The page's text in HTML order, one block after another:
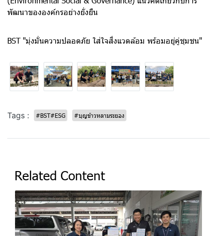
พัฒนาขององค์กรอย่างยั่งยืน
BST "มุ่งมั่นความปลอดภัย ใส่ใจสิ่งแวดล้อม พร้อมอยู่คู่ชุมชน"
Tags : #BST#ESG #บุญข้าวหลามระยอง
Related Content